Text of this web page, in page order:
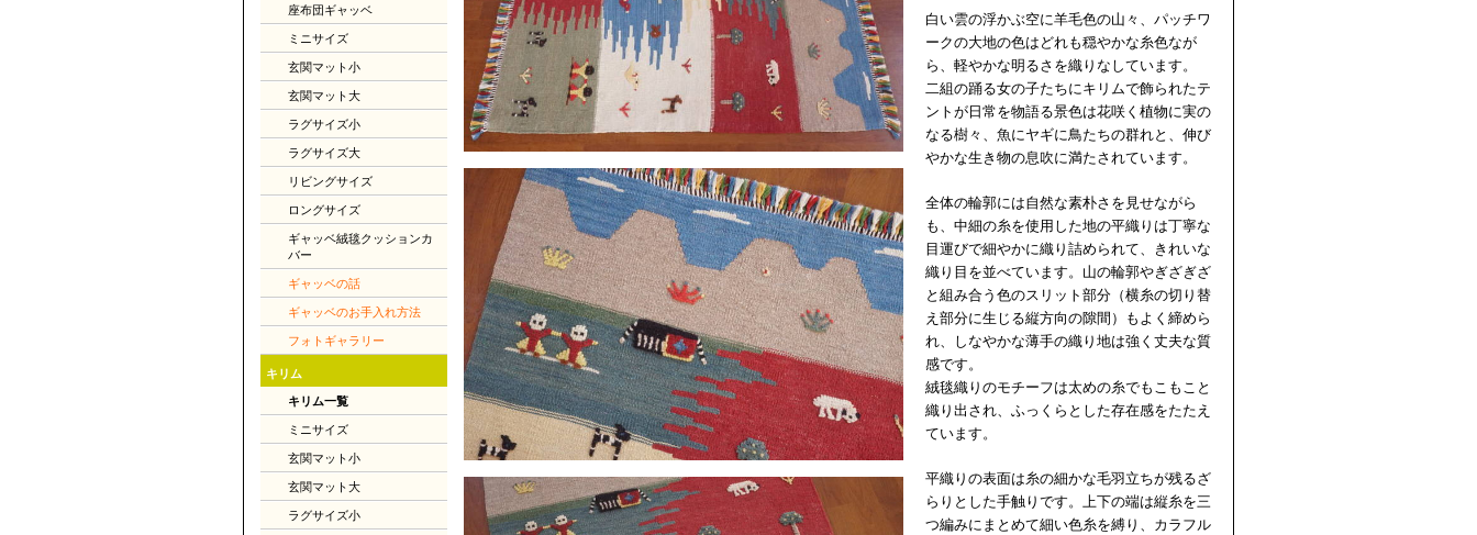
白い雲の浮かぶ空に羊毛色の山々、パッチワ
ークの大地の色はどれも穏やかな糸色なが
ら、軽やかな明るさを織りなしています。
二組の踊る女の子たちにキリムで飾られたテ
ントが日常を物語る景色は花咲く植物に実の
なる樹々、魚にヤギに鳥たちの群れと、伸び
やかな生き物の息吹に満たされています。
全体の輪郭には自然な素朴さを見せながら
も、中細の糸を使用した地の平織りは丁寧な
目運びで細やかに織り詰められて、きれいな
織り目を並べています。山の輪郭やぎざぎざ
と組み合う色のスリット部分（横糸の切り替
え部分に生じる縦方向の隙間）もよく締めら
れ、しなやかな薄手の織り地は強く丈夫な質
感です。
絨毯織りのモチーフは太めの糸でもこもこと
織り出され、ふっくらとした存在感をたたえ
ています。
平織りの表面は糸の細かな毛羽立ちが残るざ
らりとした手触りです。上下の端は縦糸を三
つ編みにまとめて細い色糸を縛り、カラフル
座布団ギャッベ
ミニサイズ
玄関マット小
玄関マット大
ラグサイズ小
ラグサイズ大
リビングサイズ
ロングサイズ
ギャッベ絨毯クッションカ
バー
ギャッベの話
ギャッベのお手入れ方法
フォトギャラリー
キリム
キリム一覧
ミニサイズ
玄関マット小
玄関マット大
ラグサイズ小